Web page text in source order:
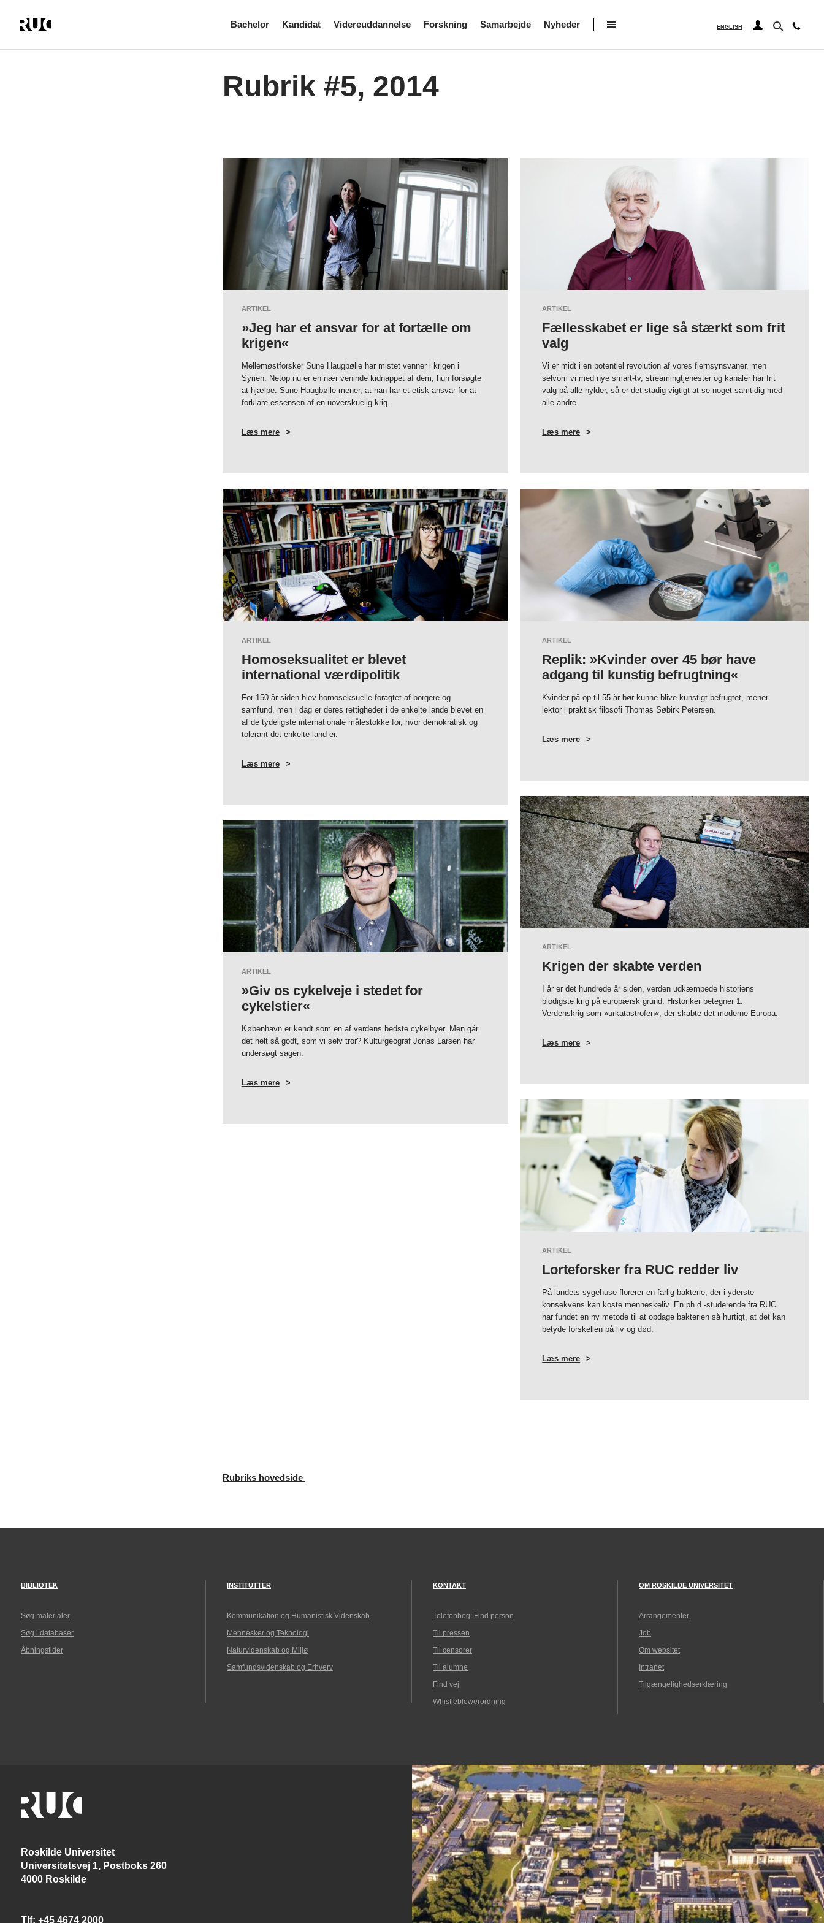
Bachelor Kandidat Videreuddannelse Forskning Samarbejde Nyheder ENGLISH
Rubrik #5, 2014
ARTIKEL
»Jeg har et ansvar for at fortælle om
krigen«
Mellemøstforsker Sune Haugbølle har mistet venner i krigen i
Syrien. Netop nu er en nær veninde kidnappet af dem, hun forsøgte
at hjælpe. Sune Haugbølle mener, at han har et etisk ansvar for at
forklare essensen af en uoverskuelig krig.
Læs mereOM
»JEG
AT
OM
KRIGEN«
ARTIKEL
Fællesskabet er lige så stærkt som frit
valg
Vi er midt i en potentiel revolution af vores fjernsynsvaner, men
selvom vi med nye smart-tv, streamingtjenester og kanaler har frit
valg på alle hylder, så er det stadig vigtigt at se noget samtidig med
alle andre.
Læs mere OM
FÆLLESSKABET
SOM
VALG
ARTIKEL
Homoseksualitet er blevet
international værdipolitik
For 150 år siden blev homoseksuelle foragtet af borgere og
samfund, men i dag er deres rettigheder i de enkelte lande blevet en
af de tydeligste internationale målestokke for, hvor demokratisk og
tolerant det enkelte land er.
Læs mereOM
HOMOSEKSUALITET
ARTIKEL
Replik: »Kvinder over 45 bør have
adgang til kunstig befrugtning«
Kvinder på op til 55 år bør kunne blive kunstigt befrugtet, mener
lektor i praktisk filosofi Thomas Søbirk Petersen.
Læs mere OM
REPLIK:
HAVE
TIL
KUNSTIG
BEFRUGTNING«
ARTIKEL
Krigen der skabte verden
I år er det hundrede år siden, verden udkæmpede historiens
blodigste krig på europæisk grund. Historiker betegner 1.
Verdenskrig som »urkatastrofen«, der skabte det moderne Europa.
Læs mere OM
KRIGEN
ARTIKEL
»Giv os cykelveje i stedet for
cykelstier«
København er kendt som en af verdens bedste cykelbyer. Men går
det helt så godt, som vi selv tror? Kulturgeograf Jonas Larsen har
undersøgt sagen.
Læs mereOM
»GIV
FOR
ARTIKEL
Lorteforsker fra RUC redder liv
På landets sygehuse florerer en farlig bakterie, der i yderste
konsekvens kan koste menneskeliv. En ph.d.-studerende fra RUC
har fundet en ny metode til at opdage bakterien så hurtigt, at det kan
betyde forskellen på liv og død.
Læs mere OM
Rubriks hovedside
BIBLIOTEK
Søg materialer
Søg i databaser
Åbningstider
INSTITUTTER
Kommunikation og Humanistisk Videnskab
Mennesker og Teknologi
Naturvidenskab og Miljø
Samfundsvidenskab og Erhverv
KONTAKT
Telefonbog: Find person
Til pressen
Til censorer
Til alumne
Find vej
Whistleblowerordning
OM ROSKILDE UNIVERSITET
Arrangementer
Job
Om websitet
Intranet
Tilgængelighedserklæring
Roskilde Universitet
Universitetsvej 1, Postboks 260
4000 Roskilde
Tlf +45 4674 2000